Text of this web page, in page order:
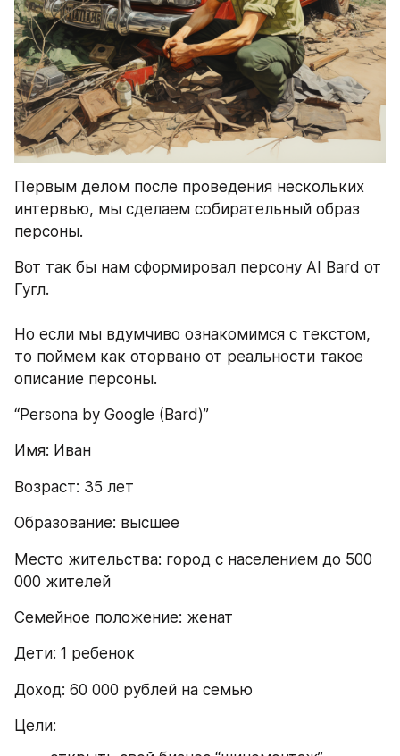
Первым делом после проведения нескольких
интервью, мы сделаем собирательный образ
персоны.
Вот так бы нам сформировал персону AI Bard от
Гугл.
Но если мы вдумчиво ознакомимся с текстом,
то поймем как оторвано от реальности такое
описание персоны.
“Persona by Google (Bard)”
Имя: Иван
Возраст: 35 лет
Образование: высшее
Место жительства: город с населением до 500
000 жителей
Семейное положение: женат
Дети: 1 ребенок
Доход: 60 000 рублей на семью
Цели: